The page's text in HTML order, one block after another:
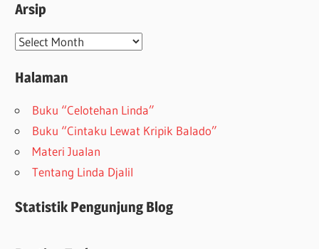
Arsip
Arsip
Halaman
Buku “Celotehan Linda”
Buku “Cintaku Lewat Kripik Balado”
Materi Jualan
Tentang Linda Djalil
Statistik Pengunjung Blog